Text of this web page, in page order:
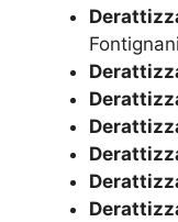
Fontignani